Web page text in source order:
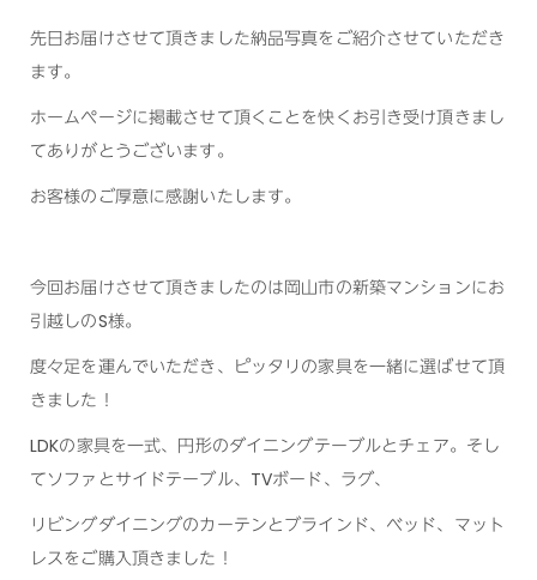
先日お届けさせて頂きました納品写真をご紹介させていただき
ます。
ホームページに掲載させて頂くことを快くお引き受け頂きまし
てありがとうございます。
お客様のご厚意に感謝いたします。
今回お届けさせて頂きましたのは岡山市の新築マンションにお
引越しのS様。
度々足を運んでいただき、ピッタリの家具を一緒に選ばせて頂
きました！
LDKの家具を一式、円形のダイニングテーブルとチェア。そし
てソファとサイドテーブル、TVボード、ラグ、
リビングダイニングのカーテンとブラインド、ベッド、マット
レスをご購入頂きました！